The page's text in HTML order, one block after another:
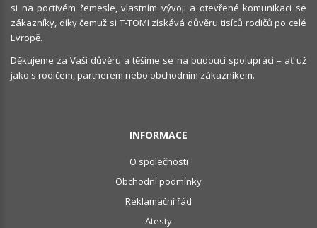
si na poctivém řemesle, vlastním vývoji a otevřené komunikaci se
zákazníky, díky čemuž si T-TOMI získává důvěru tisíců rodičů po celé
Evropě.
Děkujeme za Vaši důvěru a těšíme se na budoucí spolupráci – ať už
jako s rodičem, partnerem nebo obchodním zákazníkem.
INFORMACE
O společnosti
Obchodní podmínky
Reklamační řád
Atesty